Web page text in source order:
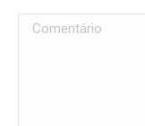
Comentário